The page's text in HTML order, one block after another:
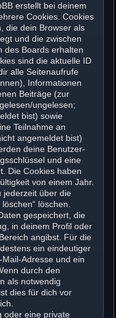
erstellt bei deinem
Cookies. Cookies
die dein Browser als
und die zwischen
des Boards erhalten
sind die aktuelle ID
alle Seitenaufrufe
Informationen
Beiträge (zur
ungelesen;
bist) sowie
Teilnahme an
angemeldet bist)
deine Benutzer-
und eine
Die Cookies haben
von einem Jahr.
jederzeit über die
löschen.
gespeichert, die
in deinem Profil oder
angibst. Für die
ein eindeutiger
Adresse und ein
durch den
als notwendig
dies für dich vor
oder eine private